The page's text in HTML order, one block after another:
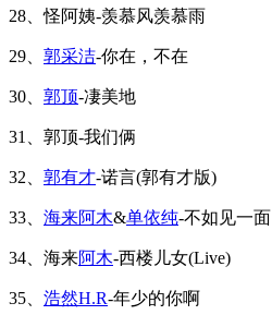
28、怪阿姨-羡慕风羡慕雨
29、 郭采洁-你在，不在
30、 郭顶-凄美地
31、郭顶-我们俩
32、 郭有才-诺言(郭有才版)
33、 海来阿木&单依纯-不如见一面
34、海来阿木-西楼儿女(Live)
35、 浩然H.R-年少的你啊